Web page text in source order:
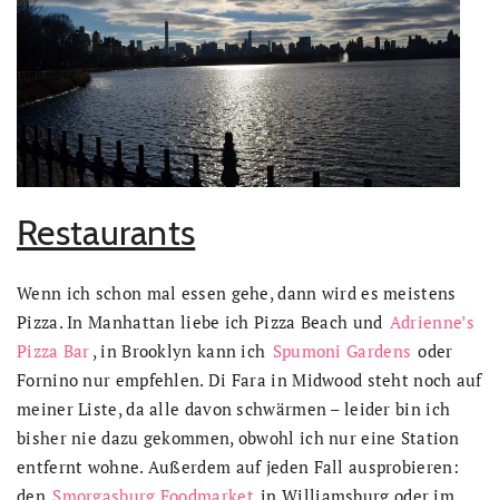
Restaurants
Wenn ich schon mal essen gehe, dann wird es meistens
Pizza. In Manhattan liebe ich Pizza Beach und Adrienne’s
Pizza Bar , in Brooklyn kann ich Spumoni Gardens oder
Fornino nur empfehlen. Di Fara in Midwood steht noch auf
meiner Liste, da alle davon schwärmen – leider bin ich
bisher nie dazu gekommen, obwohl ich nur eine Station
entfernt wohne. Außerdem auf jeden Fall ausprobieren:
den Smorgasburg Foodmarket in Williamsburg oder im